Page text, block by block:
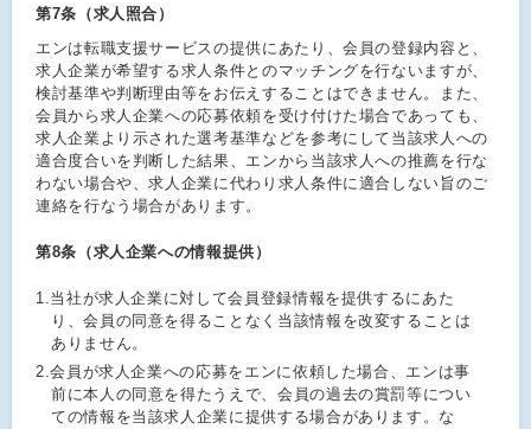
第7条（求人照合）
エンは転職支援サービスの提供にあたり、会員の登録内容と、
求人企業が希望する求人条件とのマッチングを行ないますが、
検討基準や判断理由等をお伝えすることはできません。また、
会員から求人企業への応募依頼を受け付けた場合であっても、
求人企業より示された選考基準などを参考にして当該求人への
適合度合いを判断した結果、エンから当該求人への推薦を行な
わない場合や、求人企業に代わり求人条件に適合しない旨のご
連絡を行なう場合があります。
第8条（求人企業への情報提供）
1.当社が求人企業に対して会員登録情報を提供するにあた
り、会員の同意を得ることなく当該情報を改変することは
ありません。
2.会員が求人企業への応募をエンに依頼した場合、エンは事
前に本人の同意を得たうえで、会員の過去の賞罰等につい
ての情報を当該求人企業に提供する場合があります。な